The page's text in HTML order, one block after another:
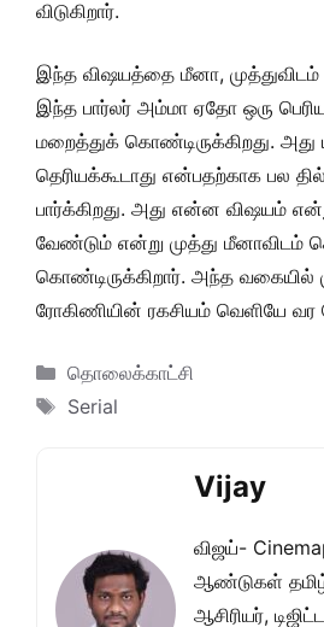
விடுகிறார்.
இந்த விஷயத்தை மீனா,
இந்த பார்லர் அம்மா ஏதோ ஒரு
மறைத்துக் கொண்டிருக்கிறது. அது
தெரியக்கூடாது என்பதற்காக பல
பார்க்கிறது. அது என்ன விஷயம்
வேண்டும் என்று முத்து மீனாவிடம்
கொண்டிருக்கிறார். அந்த வகையில்
ரோகிணியின் ரகசியம் வெளியே வர
Categories
தொலைக்காட்சி
Tags
Serial
Vijay
விஜய்-
ஆண்டுகள் தமிழ்
ஆசிரியர்,